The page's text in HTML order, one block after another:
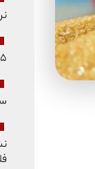
۱۴۰۵ /